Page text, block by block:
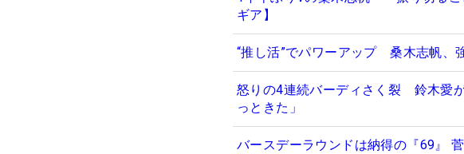
ギア】
“推し活”でパワーアップ 桑木志帆、
怒りの4連続バーディさく裂 鈴木愛
っときた」
バースデーラウンドは納得の『69』